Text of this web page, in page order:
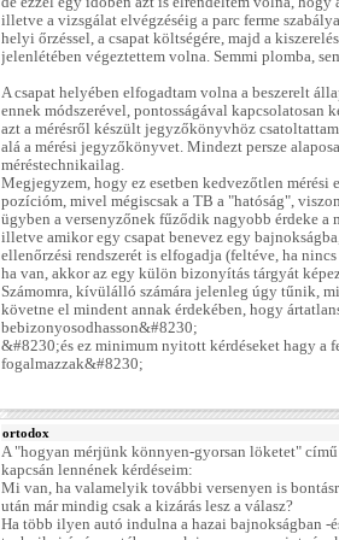
illetve a vizsgálat elvégzéséig a parc ferme
helyi őrzéssel, a csapat költségére, majd a
jelenlétében végeztettem volna. Semmi plomba,
A csapat helyében elfogadtam volna a beszerelt
ennek módszerével, pontosságával kapcsolatosan
azt a mérésről készült jegyzőkönyvhöz
alá a mérési jegyzőkönyvet. Mindezt persze
méréstechnikailag.
Megjegyzem, hogy ez esetben kedvezőtlen mérési
pozícióm, mivel mégiscsak a TB a "hatóság",
ügyben a versenyzőnek fűződik nagyobb érdeke a
illetve amikor egy csapat benevez egy
ellenőrzési rendszerét is elfogadja (feltéve, ha
ha van, akkor az egy külön bizonyítás tárgyát
Számomra, kívülálló számára jelenleg úgy tűnik,
követne el mindent annak érdekében, hogy
bebizonyosodhasson&#8230;
&#8230;és ez minimum nyitott kérdéseket hagy a
fogalmazzak&#8230;
ortodox
A "hogyan mérjünk könnyen-gyorsan löketet"
kapcsán lennének kérdéseim:
Mi van, ha valamelyik további versenyen is
után már mindig csak a kizárás lesz a válasz?
Ha több ilyen autó indulna a hazai bajnokságban -